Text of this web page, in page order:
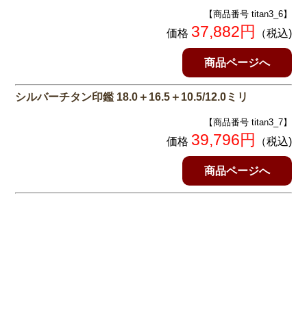
【商品番号 titan3_6】
価格 37,882円 （税込)
商品ページへ
シルバーチタン印鑑 18.0＋16.5＋10.5/12.0ミリ
【商品番号 titan3_7】
価格 39,796円 （税込)
商品ページへ